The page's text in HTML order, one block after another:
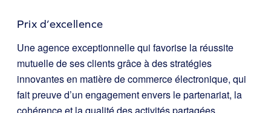
Prix d’excellence
Une agence exceptionnelle qui favorise la réussite
mutuelle de ses clients grâce à des stratégies
innovantes en matière de commerce électronique, qui
fait preuve d’un engagement envers le partenariat, la